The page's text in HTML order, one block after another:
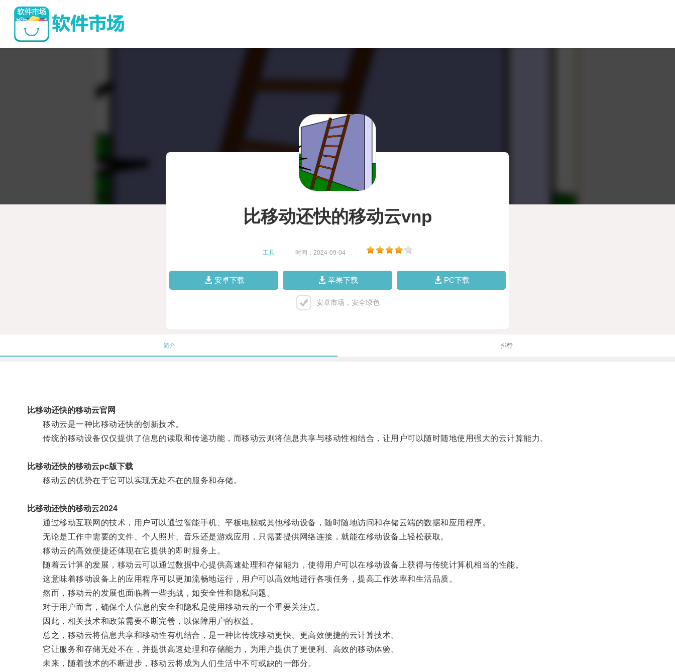
比移动还快的移动云vnp
工具 时间：2024-09-04
安卓下载 苹果下载 PC下载
安卓市场，安全绿色
简介 排行
比移动还快的移动云官网
移动云是一种比移动还快的创新技术。
传统的移动设备仅仅提供了信息的读取和传递功能，而移动云则将信息共享与移动性相结合，让用户可以随时随地使用强大的云计算能力。
比移动还快的移动云pc版下载
移动云的优势在于它可以实现无处不在的服务和存储。
比移动还快的移动云2024
通过移动互联网的技术，用户可以通过智能手机、平板电脑或其他移动设备，随时随地访问和存储云端的数据和应用程序。
无论是工作中需要的文件、个人照片、音乐还是游戏应用，只需要提供网络连接，就能在移动设备上轻松获取。
移动云的高效便捷还体现在它提供的即时服务上。
随着云计算的发展，移动云可以通过数据中心提供高速处理和存储能力，使得用户可以在移动设备上获得与传统计算机相当的性能。
这意味着移动设备上的应用程序可以更加流畅地运行，用户可以高效地进行各项任务，提高工作效率和生活品质。
然而，移动云的发展也面临着一些挑战，如安全性和隐私问题。
对于用户而言，确保个人信息的安全和隐私是使用移动云的一个重要关注点。
因此，相关技术和政策需要不断完善，以保障用户的权益。
总之，移动云将信息共享和移动性有机结合，是一种比传统移动更快、更高效便捷的云计算技术。
它让服务和存储无处不在，并提供高速处理和存储能力，为用户提供了更便利、高效的移动体验。
未来，随着技术的不断进步，移动云将成为人们生活中不可或缺的一部分。